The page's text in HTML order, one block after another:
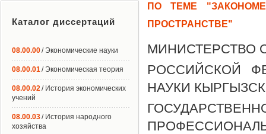
ПО ТЕМЕ
ПРОСТРАНСТВЕ"
МИНИСТЕРСТВО
РОССИЙСКОЙ
НАУКИ
Каталог диссертаций
08.00.00/ Экономические науки
08.00.01/ Экономическая теория
08.00.02/ История экономических
учений
08.00.03/ История народного
хозяйства